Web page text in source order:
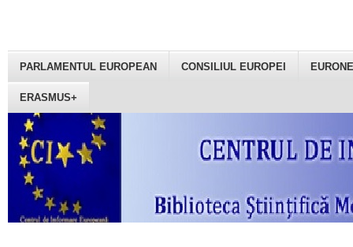
PARLAMENTUL EUROPEAN CONSILIUL EUROPEI
ERASMUS+